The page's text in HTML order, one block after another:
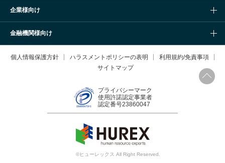
企業様向け
金融機関様向け
©ヒューレックス All Right Reserved.
プライバシーマーク
使用許諾認定事業者
認定番号23860047
個人情報保護方針 ハラスメントポリシーの表明
利用規約/免責事項
サイトマップ
検索条件を変更